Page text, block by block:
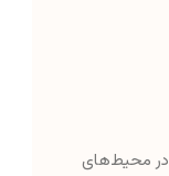
در محیط‌های